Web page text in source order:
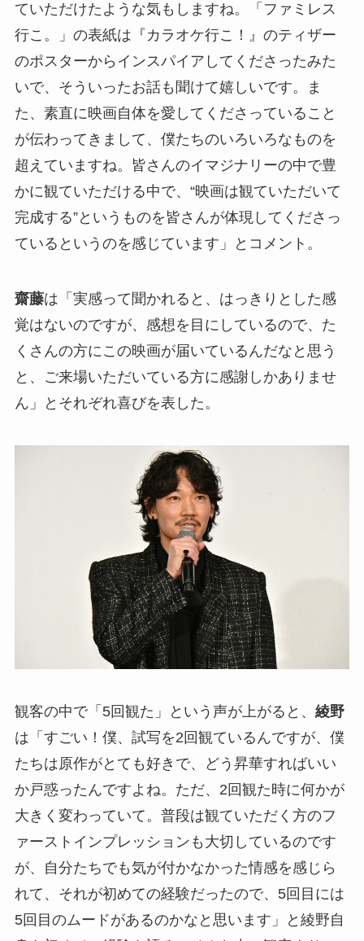
ていただけたような気もしますね。「ファミレス
行こ。」の表紙は『カラオケ行こ！』のティザー
のポスターからインスパイアしてくださったみた
いで、そういったお話も聞けて嬉しいです。ま
た、素直に映画自体を愛してくださっていること
が伝わってきまして、僕たちのいろいろなものを
超えていますね。皆さんのイマジナリーの中で豊
かに観ていただける中で、“映画は観ていただいて
完成する”というものを皆さんが体現してくださっ
ているというのを感じています」とコメント。
齋藤は「実感って聞かれると、はっきりとした感
覚はないのですが、感想を目にしているので、た
くさんの方にこの映画が届いているんだなと思う
と、ご来場いただいている方に感謝しかありませ
ん」とそれぞれ喜びを表した。
観客の中で「5回観た」という声が上がると、 綾野
は「すごい！僕、試写を2回観ているんですが、僕
たちは原作がとても好きで、どう昇華すればいい
か戸惑ったんですよね。ただ、2回観た時に何かが
大きく変わっていて。普段は観ていただく方のフ
ァーストインプレッションも大切しているのです
が、自分たちでも気が付かなかった情感を感じら
れて、それが初めての経験だったので、5回目には
5回目のムードがあるのかなと思います」と綾野自